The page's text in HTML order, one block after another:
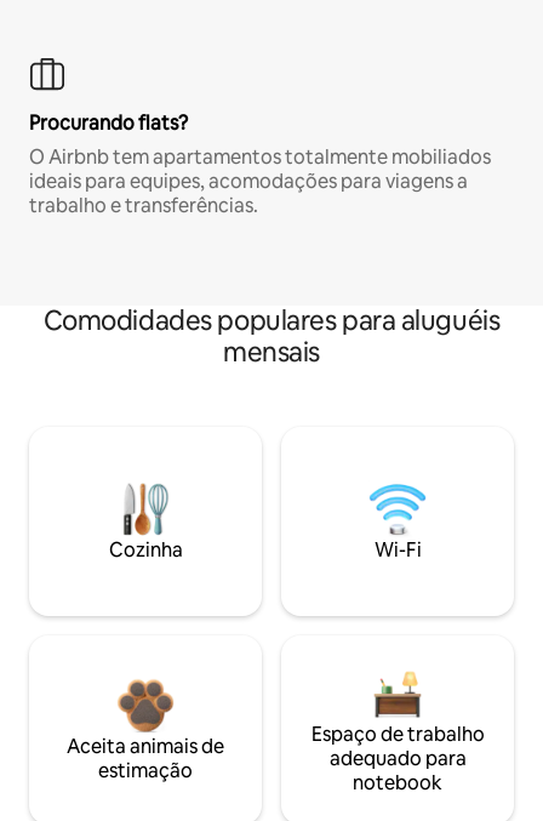
Procurando flats?
O Airbnb tem apartamentos totalmente mobiliados
ideais para equipes, acomodações para viagens a
trabalho e transferências.
Comodidades populares para aluguéis
mensais
Cozinha Wi-Fi
Aceita animais de
estimação
Espaço de trabalho
adequado para
notebook